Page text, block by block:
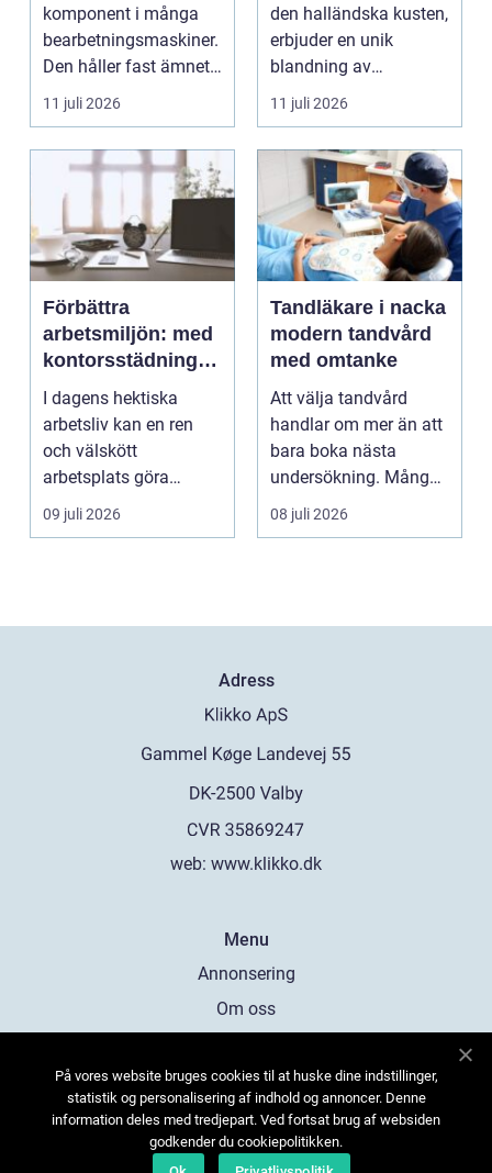
komponent i många
bearbetningsmaskiner.
Den håller fast ämnet
eller verktyget...
11 juli 2026
den halländska kusten,
erbjuder en unik
blandning av
naturskö...
11 juli 2026
Förbättra
arbetsmiljön: med
kontorsstädning i
Stockholm
I dagens hektiska
arbetsliv kan en ren
och välskött
arbetsplats göra
underverk fö...
09 juli 2026
Tandläkare i nacka
modern tandvård
med omtanke
Att välja tandvård
handlar om mer än att
bara boka nästa
undersökning. Många
vill ha en tandläkare
s...
08 juli 2026
Adress
web: www.klikko.dk
Menu
Annonsering
Om oss
Kontakta oss
Sitemap
På vores website bruges cookies til at huske dine indstillinger,
statistik og personalisering af indhold og annoncer. Denne
information deles med tredjepart. Ved fortsat brug af websiden
godkender du cookiepolitikken.